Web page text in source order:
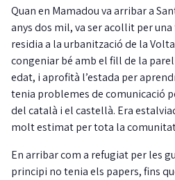
Quan en Mamadou va arribar a
anys dos mil, va ser acollit per
residia a la urbanització de la
congeniar bé amb el fill de la
edat, i aprofità l’estada per
tenia problemes de comunicació
del català i el castellà. Era
molt estimat per tota la
En arribar com a refugiat per les
principi no tenia els papers, fins